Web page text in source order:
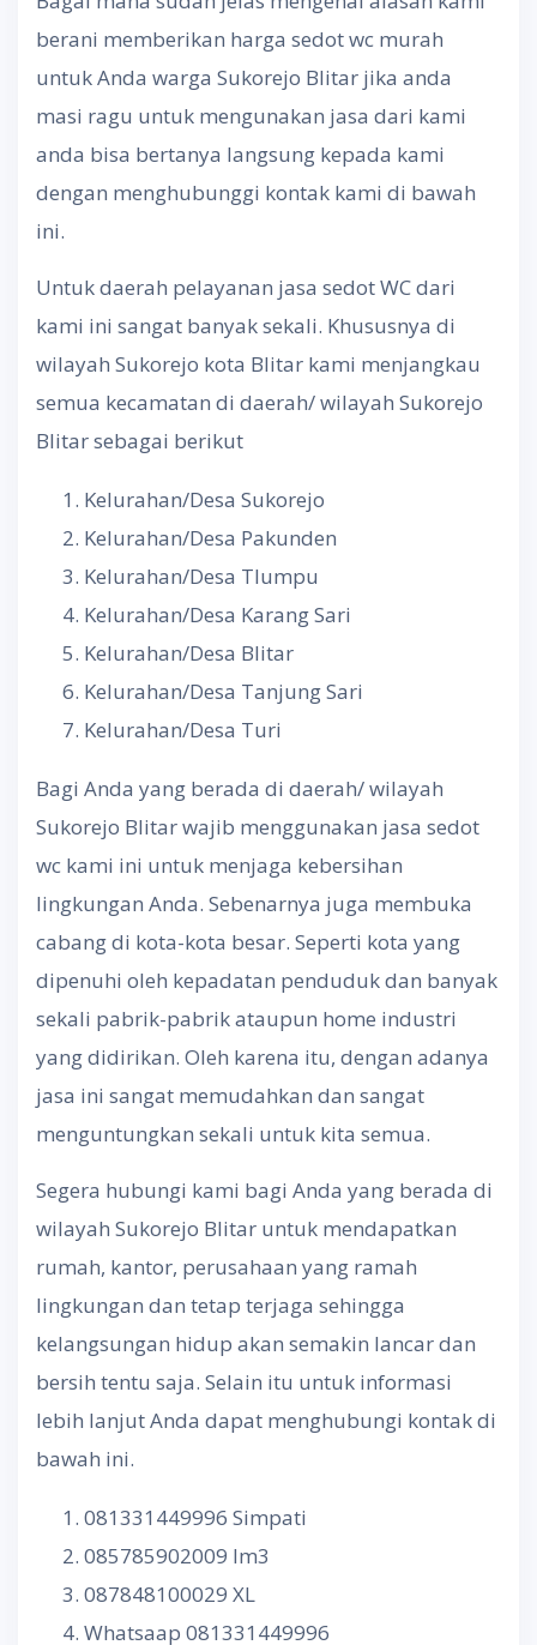
berani memberikan harga sedot wc murah
untuk Anda warga Sukorejo Blitar jika anda
masi ragu untuk mengunakan jasa dari kami
anda bisa bertanya langsung kepada kami
dengan menghubunggi kontak kami di bawah
ini.
Untuk daerah pelayanan jasa sedot WC dari
kami ini sangat banyak sekali. Khususnya di
wilayah Sukorejo kota Blitar kami menjangkau
semua kecamatan di daerah/ wilayah Sukorejo
Blitar sebagai berikut
Kelurahan/Desa Sukorejo
Kelurahan/Desa Pakunden
Kelurahan/Desa Tlumpu
Kelurahan/Desa Karang Sari
Kelurahan/Desa Blitar
Kelurahan/Desa Tanjung Sari
Kelurahan/Desa Turi
Bagi Anda yang berada di daerah/ wilayah
Sukorejo Blitar wajib menggunakan jasa sedot
wc kami ini untuk menjaga kebersihan
lingkungan Anda. Sebenarnya juga membuka
cabang di kota-kota besar. Seperti kota yang
dipenuhi oleh kepadatan penduduk dan banyak
sekali pabrik-pabrik ataupun home industri
yang didirikan. Oleh karena itu, dengan adanya
jasa ini sangat memudahkan dan sangat
menguntungkan sekali untuk kita semua.
Segera hubungi kami bagi Anda yang berada di
wilayah Sukorejo Blitar untuk mendapatkan
rumah, kantor, perusahaan yang ramah
lingkungan dan tetap terjaga sehingga
kelangsungan hidup akan semakin lancar dan
bersih tentu saja. Selain itu untuk informasi
lebih lanjut Anda dapat menghubungi kontak di
bawah ini.
081331449996 Simpati
085785902009 Im3
087848100029 XL
Whatsaap 081331449996